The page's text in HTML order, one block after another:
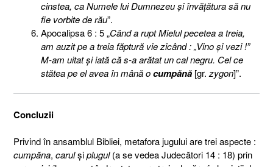
cinstea, ca Numele lui Dumnezeu şi învăţătura să nu
fie vorbite de rău”.
Apocalipsa 6 : 5 „Când a rupt Mielul pecetea a treia,
am auzit pe a treia făptură vie zicând : „Vino şi vezi !”
M-am uitat şi iată că s-a arătat un cal negru. Cel ce
stătea pe el avea în mână ocumpănă [gr. zygon]”.
Concluzii
Privind în ansamblul Bibliei, metafora jugului are trei aspecte :
cumpăna, carulşiplugul(a se vedea Judecători 14 : 18) prin